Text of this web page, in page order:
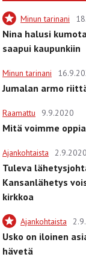
Minun tarinani
Nina halusi
saapui kaupunkiin
Minun tarinani
Jumalan armo
Raamattu 9.9.2020
Mitä voimme
Ajankohtaista 2.9.2020
Tuleva
Kansanlähetys
kirkkoa
Ajankohtaista
Usko on iloinen
hävetä